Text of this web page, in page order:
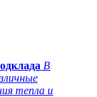
В
тепла и